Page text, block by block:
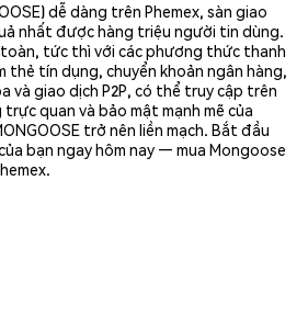
dễ dàng trên Phemex, sàn giao
nhất được hàng triệu người tin dùng.
toàn, tức thì với các phương thức thanh
thẻ tín dụng, chuyển khoản ngân hàng,
và giao dịch P2P, có thể truy cập trên
quan và bảo mật mạnh mẽ của
trở nên liền mạch. Bắt đầu
bạn ngay hôm nay — mua Mongoose